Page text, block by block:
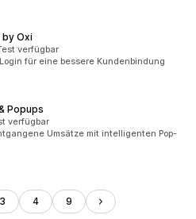
by Oxi
verfügbar
für eine bessere Kundenbindung
Popups
verfügbar
Umsätze mit intelligenten Pop-
3 4 9